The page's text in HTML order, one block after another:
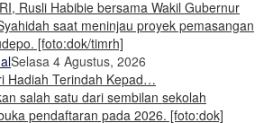
Selasa 4 Agustus, 2026
Hadiah Terindah Kepad…